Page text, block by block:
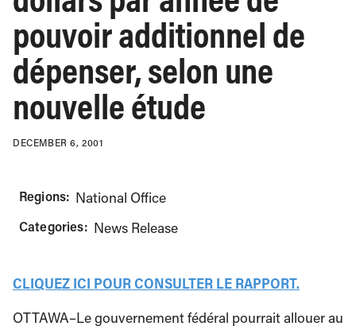
pouvoir additionnel de
dépenser, selon une
nouvelle étude
DECEMBER 6, 2001
Regions: National Office
Categories: News Release
CLIQUEZ ICI POUR CONSULTER LE RAPPORT.
OTTAWA–Le gouvernement fédéral pourrait allouer au